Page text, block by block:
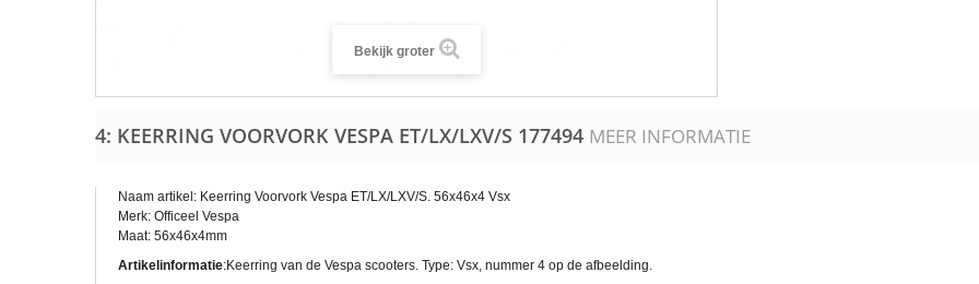
Bekijk groter
4: KEERRING VOORVORK VESPA ET/LX/LXV/S 177494 MEER INFORMATIE
Naam artikel: Keerring Voorvork Vespa ET/LX/LXV/S. 56x46x4 Vsx
Merk: Officeel Vespa
Maat: 56x46x4mm
Artikelinformatie:Keerring van de Vespa scooters. Type: Vsx, nummer 4 op de afbeelding.